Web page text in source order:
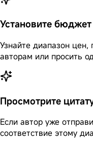
Установите бюджет
Узнайте диапазон
авторам или просить
Просмотрите
Если автор уже
соответствие этому